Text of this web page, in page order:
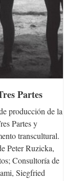
Partes
producción de la
Partes y
transcultural.
Peter Ruzicka,
Consultoría de
Siegfried